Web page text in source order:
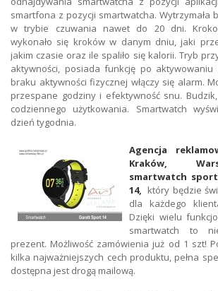
smartfona z pozycji smartwatcha. Wytrzymała
w trybie czuwania nawet do 20 dni.
wykonało się kroków w danym dniu, jaki
jakim czasie oraz ile spaliło się kalorii. Tryb
aktywności, posiada funkcję po
braku aktywności fizycznej włączy się alarm.
przespane godziny i efektywność snu.
codziennego użytkowania. Smartwatch
dzień tygodnia.
Agencja
Kraków,
smartwatch
14, który będzie
dla każdego
Dzięki wielu
smartwatch to
prezent. Możliwość zamówienia już od 1 szt!
kilka najważniejszych cech produktu, pełna
dostępna jest drogą mailową.